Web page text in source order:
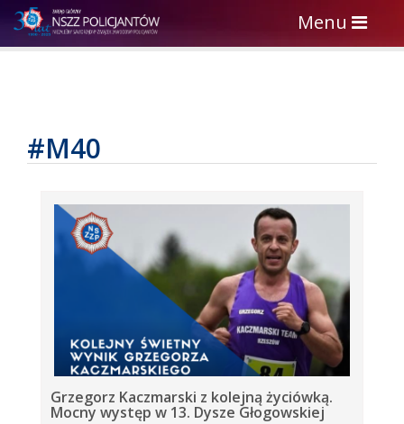
Toggle
navigation
Menu
#M40
Grzegorz Kaczmarski z kolejną życiówką.
Mocny występ w 13. Dysze Głogowskiej